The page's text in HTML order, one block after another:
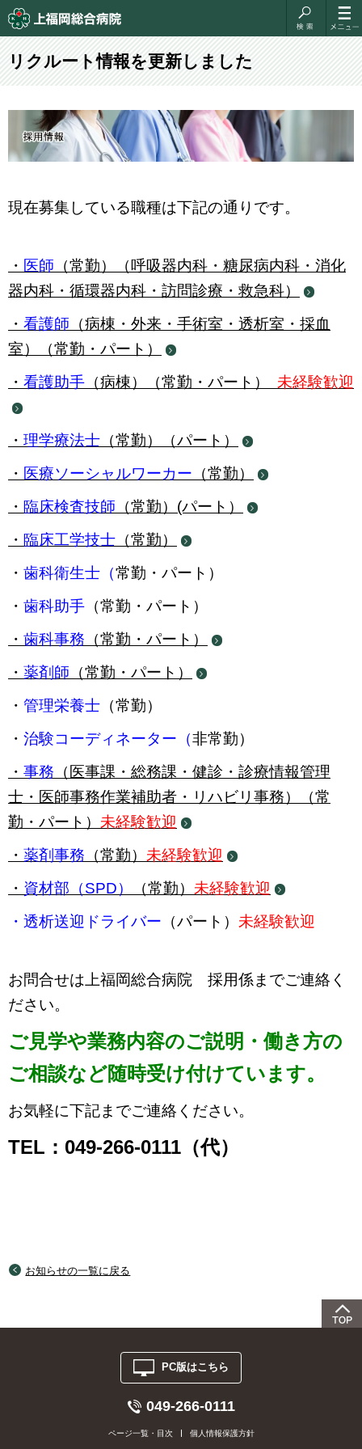
リクルート情報を更新しました
現在募集している職種は下記の通りです。
・ 医師 （常勤）（呼吸器内科・糖尿病内科・消化
器内科・循環器内科・訪問診療・救急科）
・ 看護師 （病棟・外来・手術室・透析室・採血
室）（常勤・パート）
・ 看護助手 （病棟）（常勤・パート） 未経験歓迎
・ 理学療法士 （常勤）（パート）
・ 医療ソーシャルワーカー （常勤）
・ 臨床検査技師 （常勤）(パート）
・ 臨床工学技士 （常勤）
・ 歯科衛生士（常勤・パート）
・ 歯科助手 （常勤・パート）
・ 歯科事務 （常勤・パート）
・ 薬剤師 （常勤・パート）
・ 管理栄養士 （常勤）
・ 治験コーディネーター（非常勤）
・ 事務 （医事課・総務課・健診・診療情報管理
士・医師事務作業補助者・リハビリ事務）（常
勤・パート） 未経験歓迎
・ 薬剤事務 （常勤） 未経験歓迎
・ 資材部（SPD） （常勤） 未経験歓迎
・透析送迎ドライバー （パート） 未経験歓迎
お問合せは上福岡総合病院 採用係までご連絡く
ださい。
ご見学や業務内容のご説明・働き方の
ご相談など随時受け付けています。
お気軽に下記までご連絡ください。
TEL：049-266-0111（代）
お知らせの一覧に戻る
PC版はこちら
049-266-0111
ページ一覧・目次 個人情報保護方針